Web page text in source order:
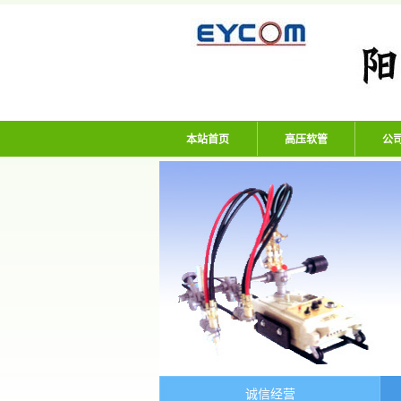
阳谷亿通塑胶有
本站首页 高压软管 公
诚信经营